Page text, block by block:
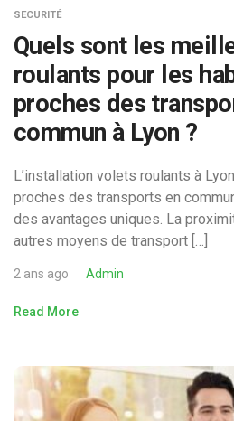
SECURITÉ
Quels sont les
roulants pour les
proches des
commun à Lyon ?
L’installation volets roulants à
proches des transports en
des avantages uniques. La
autres moyens de transport […]
2 ans ago Admin
Read More